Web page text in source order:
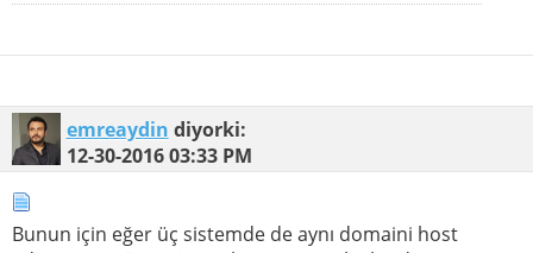
emreaydin diyorki:
12-30-201603:33 PM
Bunun için eğer üç sistemde de aynı domaini host